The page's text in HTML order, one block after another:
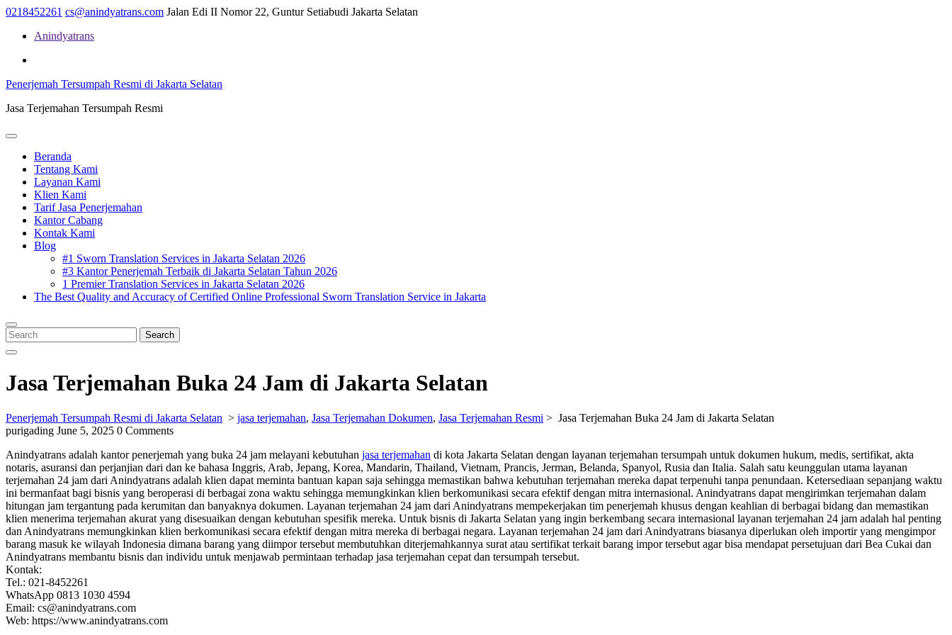
Skip
content
0218452261 cs@anindyatrans.com Jalan Edi II Nomor 22, Guntur Setiabudi Jakarta Selatan
Anindyatrans
Penerjemah Tersumpah Resmi di Jakarta Selatan
Jasa Terjemahan Tersumpah Resmi
Open
Beranda
Tentang Kami
Layanan Kami
Klien Kami
Tarif Jasa Penerjemahan
Kantor Cabang
Kontak Kami
Blog
#1 Sworn Translation Services in Jakarta Selatan 2026
#3 Kantor Penerjemah Terbaik di Jakarta Selatan Tahun 2026
1 Premier Translation Services in Jakarta Selatan 2026
The Best Quality and Accuracy of Certified Online Professional Sworn Translation Service in Jakarta
Close
Menu
Search
for:
Search
Jasa Terjemahan Buka 24 Jam di Jakarta Selatan
Penerjemah Tersumpah Resmi di Jakarta Selatan > jasa terjemahan, Jasa Terjemahan Dokumen, Jasa Terjemahan Resmi > Jasa Terjemahan Buka 24 Jam di Jakarta Selatan
purigading June 5, 2025 0 Comments
Anindyatrans adalah kantor penerjemah yang buka 24 jam melayani kebutuhan jasa terjemahan di kota Jakarta Selatan dengan layanan terjemahan tersumpah untuk dokumen hukum, medis, sertifikat, akta
notaris, asuransi dan perjanjian dari dan ke bahasa Inggris, Arab, Jepang, Korea, Mandarin, Thailand, Vietnam, Prancis, Jerman, Belanda, Spanyol, Rusia dan Italia. Salah satu keunggulan utama layanan
terjemahan 24 jam dari Anindyatrans adalah klien dapat meminta bantuan kapan saja sehingga memastikan bahwa kebutuhan terjemahan mereka dapat terpenuhi tanpa penundaan. Ketersediaan sepanjang waktu
ini bermanfaat bagi bisnis yang beroperasi di berbagai zona waktu sehingga memungkinkan klien berkomunikasi secara efektif dengan mitra internasional. Anindyatrans dapat mengirimkan terjemahan dalam
hitungan jam tergantung pada kerumitan dan banyaknya dokumen. Layanan terjemahan 24 jam dari Anindyatrans mempekerjakan tim penerjemah khusus dengan keahlian di berbagai bidang dan memastikan
klien menerima terjemahan akurat yang disesuaikan dengan kebutuhan spesifik mereka. Untuk bisnis di Jakarta Selatan yang ingin berkembang secara internasional layanan terjemahan 24 jam adalah hal penting
dan Anindyatrans memungkinkan klien berkomunikasi secara efektif dengan mitra mereka di berbagai negara. Layanan terjemahan 24 jam dari Anindyatrans biasanya diperlukan oleh importir yang mengimpor
barang masuk ke wilayah Indonesia dimana barang yang diimpor tersebut membutuhkan diterjemahkannya surat atau sertifikat terkait barang impor tersebut agar bisa mendapat persetujuan dari Bea Cukai dan
Anindyatrans membantu bisnis dan individu untuk menjawab permintaan terhadap jasa terjemahan cepat dan tersumpah tersebut.
Kontak:
Tel.: 021-8452261
WhatsApp 0813 1030 4594
Email: cs@anindyatrans.com
Web: https://www.anindyatrans.com